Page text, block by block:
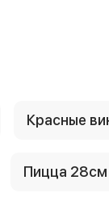
Красные
Пицца 28см